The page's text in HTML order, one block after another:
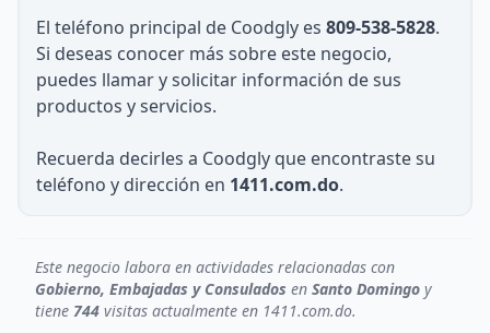
El teléfono principal de Coodgly es 809-538-5828.
Si deseas conocer más sobre este negocio,
puedes llamar y solicitar información de sus
productos y servicios.
Recuerda decirles a Coodgly que encontraste su
teléfono y dirección en 1411.com.do.
Este negocio labora en actividades relacionadas con
Gobierno, Embajadas y Consulados en Santo Domingo y
tiene 744 visitas actualmente en 1411.com.do.